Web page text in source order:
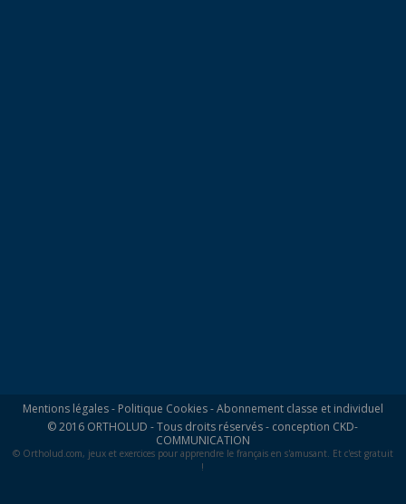
Mentions légales- Politique Cookies-Abonnement classe et individuel
© 2016 ORTHOLUD - Tous droits réservés - conception CKD-
COMMUNICATION
© Ortholud.com, jeux et exercices pour apprendre le français en s'amusant. Et c'est gratuit
!